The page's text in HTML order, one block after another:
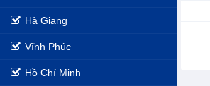
Hà Giang
Vĩnh Phúc
Hồ Chí Minh